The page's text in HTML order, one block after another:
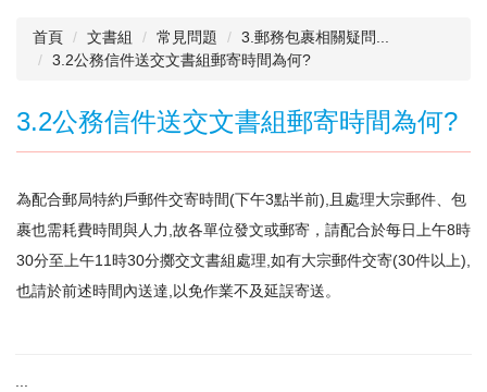
首頁 文書組 常見問題
3.郵務包裹相關疑問...
3.2公務信件送交文書組郵寄時間為何?
3.2公務信件送交文書組郵寄時間為何?
為配合郵局特約戶郵件交寄時間(下午3點半前),且處理大宗郵件、包
裹也需耗費時間與人力,故各單位發文或郵寄，請配合於每日上午8時
30分至上午11時30分擲交文書組處理,如有大宗郵件交寄(30件以上),
也請於前述時間內送達,以免作業不及延誤寄送。
:::